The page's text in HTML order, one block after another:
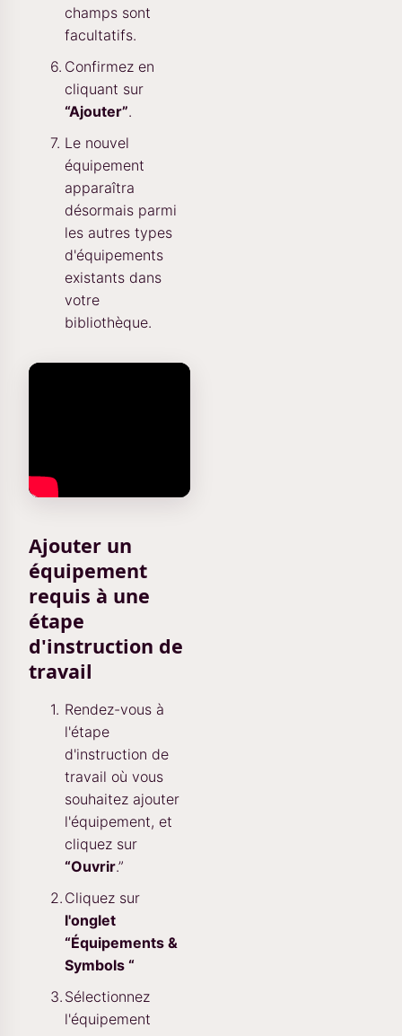
champs sont
facultatifs.
Confirmez en
cliquant sur
“Ajouter”.
Le nouvel
équipement
apparaîtra
désormais parmi
les autres types
d'équipements
existants dans
votre
bibliothèque.
Ajouter un
équipement
requis à une
étape
d'instruction de
travail
Rendez-vous à
l'étape
d'instruction de
travail où vous
souhaitez ajouter
l'équipement, et
cliquez sur
“Ouvrir.”
Cliquez sur
l'onglet
“Équipements &
Symbols “
Sélectionnez
l'équipement